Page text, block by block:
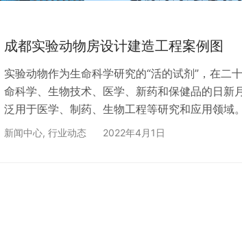
成都实验动物房设计建造工程案例图
实验动物作为生命科学研究的“活的试剂”，在二
命科学、生物技术、医学、新药和保健品的日新
泛用于医学、制药、生物工程等研究和应用领域
定、食品卫生标准的制定等许多与人类健康密切
新闻中心, 行业动态 2022年4月1日